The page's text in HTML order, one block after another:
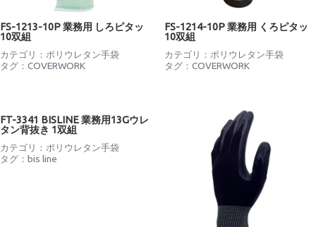
FS-1213-10P 業務用 しろピタッ
10双組
カテゴリ： ポリウレタン手袋
タグ： COVERWORK
FS-1214-10P 業務用 くろピタッ
10双組
カテゴリ： ポリウレタン手袋
タグ： COVERWORK
FT-3341 BISLINE 業務用13Gウレ
タン背抜き 1双組
カテゴリ： ポリウレタン手袋
タグ： bis line